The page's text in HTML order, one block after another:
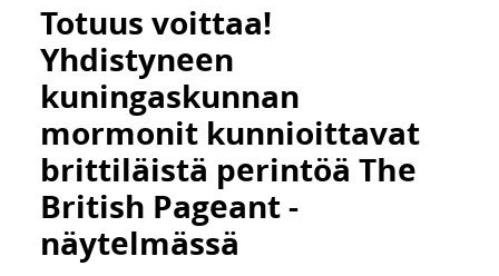
Totuus voittaa!
Yhdistyneen
kuningaskunnan
mormonit kunnioittavat
brittiläistä perintöä The
British Pageant -
näytelmässä